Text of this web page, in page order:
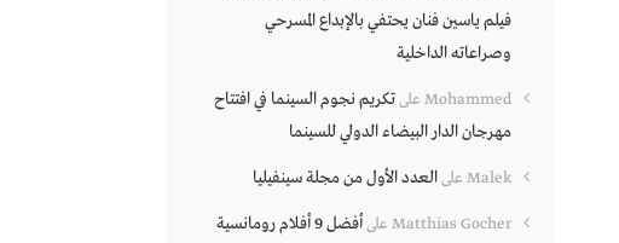
فيلم ياسين فنان يحتفي بالإبداع المسرحي
وصراعاته الداخلية
Mohammed علىتكريم نجوم السينما في افتتاح
مهرجان الدار البيضاء الدولي للسينما
Malek علىالعدد الأول من مجلة سينفيليا
Matthias Gocher على
أفضل 9 أفلام رومانسية